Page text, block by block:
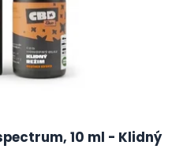
10 ml - Klidný